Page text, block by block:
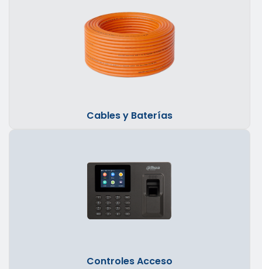
Cables y Baterías
Controles Acceso